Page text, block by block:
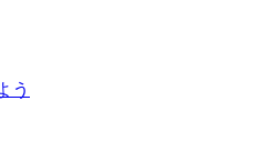
う